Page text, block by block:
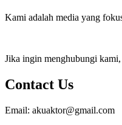
Kami adalah media yang
Jika ingin menghubungi
Contact Us
Email: akuaktor@gmail.com